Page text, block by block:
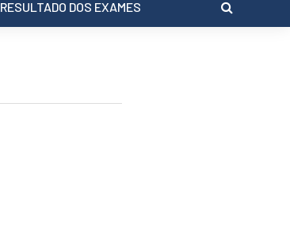
RESULTADO DOS EXAMES